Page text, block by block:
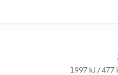
1997 kJ / 477